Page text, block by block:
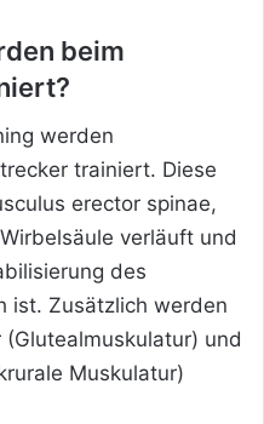
beim
werden
trainiert. Diese
erector spinae,
verläuft und
des
ist. Zusätzlich werden
und
Muskulatur)